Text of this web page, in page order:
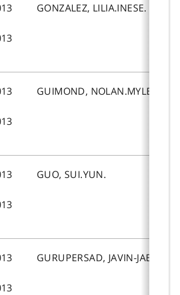
GONZALEZ, LILIA.INESE.
GUIMOND, NOLAN.MYLES.
GUO, SUI.YUN.
GURUPERSAD, JAVIN-